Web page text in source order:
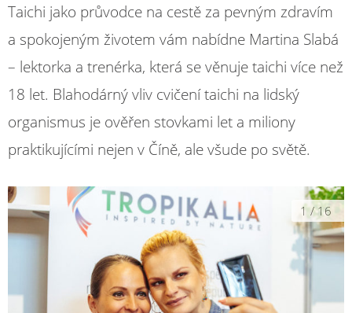
Taichi jako průvodce na cestě za pevným zdravím
a spokojeným životem vám nabídne Martina Slabá
– lektorka a trenérka, která se věnuje taichi více než
18 let. Blahodárný vliv cvičení taichi na lidský
organismus je ověřen stovkami let a miliony
praktikujícími nejen v Číně, ale všude po světě.
1/16